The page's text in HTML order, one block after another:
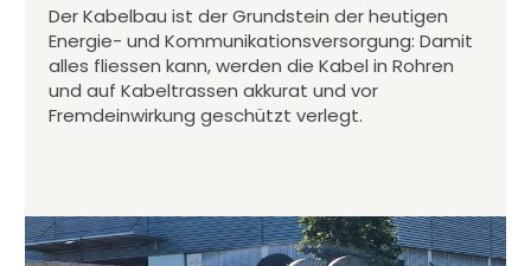
Der Kabelbau ist der Grundstein der heutigen
Energie- und Kommunikationsversorgung: Damit
alles fliessen kann, werden die Kabel in Rohren
und auf Kabeltrassen akkurat und vor
Fremdeinwirkung geschützt verlegt.